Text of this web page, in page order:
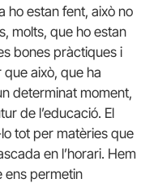
ho estan fent, això no
molts, que ho estan
bones pràctiques i
això, que ha
determinat moment,
de l’educació. El
tot per matèries que
en l’horari. Hem
ens permetin